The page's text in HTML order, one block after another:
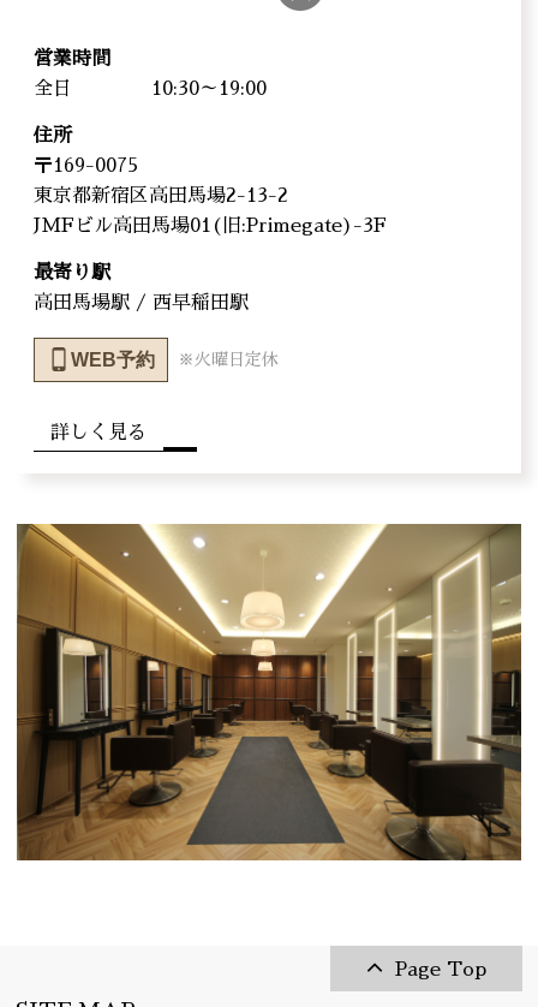
営業時間
全日
10:30～19:00
住所
〒169-0075
東京都新宿区高田馬場2-13-2
JMFビル高田馬場01(旧:Primegate)-3F
最寄り駅
高田馬場駅 / 西早稲田駅
WEB予約 ※火曜日定休
詳しく見る
Page Top